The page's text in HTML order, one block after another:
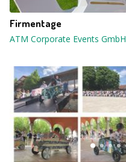
Firmentage
ATM Corporate Events GmbH